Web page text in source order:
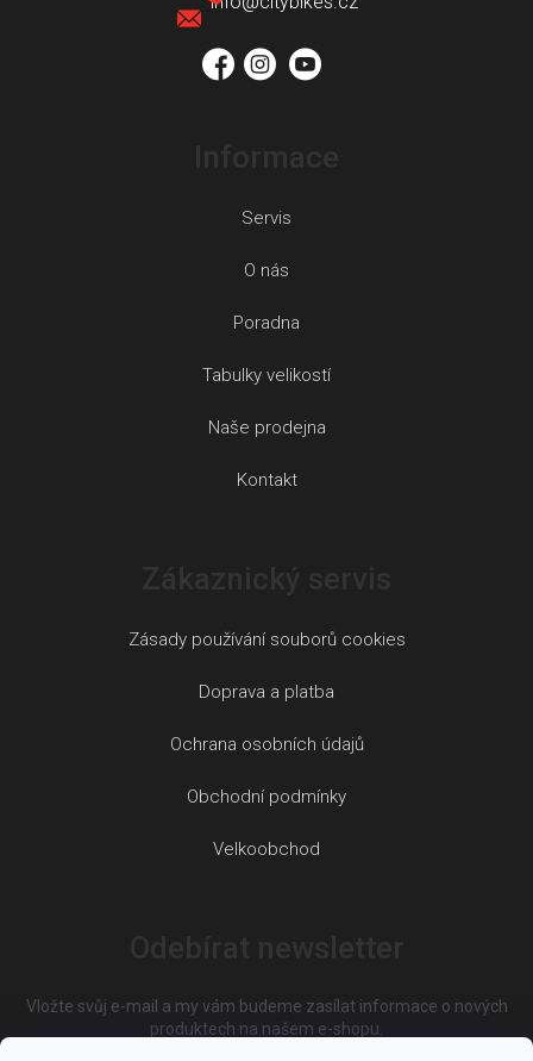
Servis
O nás
Poradna
Tabulky velikostí
Naše prodejna
Kontakt
Zásady používání souborů cookies
Doprava a platba
Ochrana osobních údajů
Obchodní podmínky
Velkoobchod
Vložte svůj e-mail a my vám budeme zasílat informace o nových
produktech na našem e-shopu.